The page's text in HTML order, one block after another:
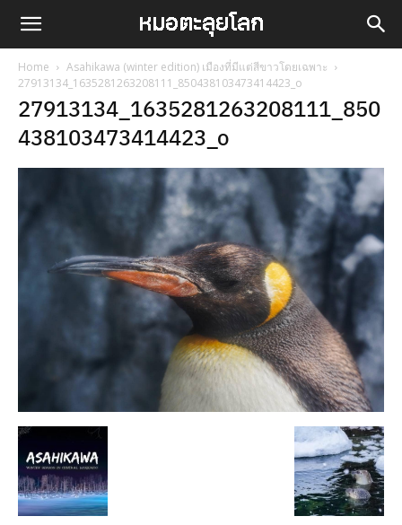
Home
Asahikawa (winter edition) เมืองที่มีแต่สีขาวโดยเฉพาะ
27913134_1635281263208111_850438103473414423_o
27913134_1635281263208111_850
438103473414423_o